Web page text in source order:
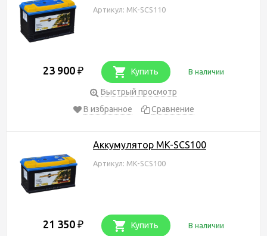
Артикул: MK-SCS110
23 900 ₽ Купить В наличии
Быстрый просмотр
В избранное
Сравнение
Аккумулятор MK-SCS100
Артикул: MK-SCS100
21 350 ₽ Купить В наличии